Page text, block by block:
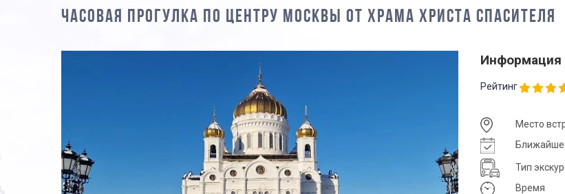
ЧАСОВАЯ ПРОГУЛКА ПО ЦЕНТРУ МОСКВЫ ОТ ХРАМА ХРИСТА СПАСИТЕЛЯ
Информация
Рейтинг
Место
Тип
Время